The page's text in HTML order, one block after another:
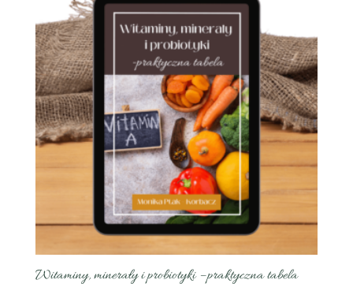
Witaminy, minerały i probiotyki – praktyczna tabela